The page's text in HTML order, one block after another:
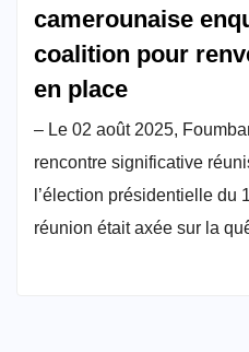
camerounaise
coalition pour
en place
– Le 02 août 2025,
rencontre significative
l’élection présidentielle du
réunion était axée sur la